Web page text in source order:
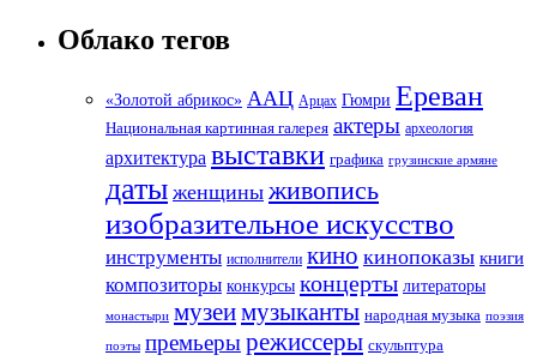
Облако тегов
«Золотой абрикос» ААЦ Арцах Гюмри Ереван
Национальная картинная галерея актеры археология
архитектура выставки графика грузинские армяне
даты женщины живопись
изобразительное искусство
инструменты исполнители кино кинопоказы книги
композиторы конкурсы концерты литераторы
монастыри музеимузыканты народная музыка поэзия
поэты премьерырежиссеры скульптура